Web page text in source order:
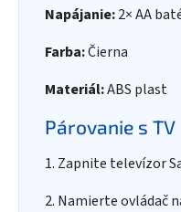
Napájanie:2× AA
Farba:Čierna
Materiál:ABS plast
Párovanie s TV
1. Zapnite televízor
2. Namierte ovládač